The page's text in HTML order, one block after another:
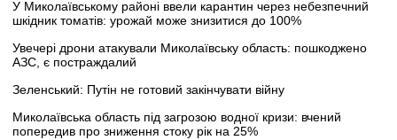
У Миколаївському районі ввели карантин через небезпечний
шкідник томатів: урожай може знизитися до 100%
Увечері дрони атакували Миколаївську область: пошкоджено
АЗС, є постраждалий
Зеленський: Путін не готовий закінчувати війну
Миколаївська область під загрозою водної кризи: вчений
попередив про зниження стоку рік на 25%